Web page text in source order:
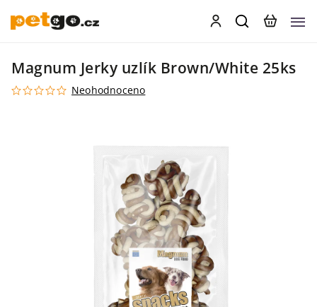
Magnum Jerky uzlík Brown/White 25ks
Neohodnoceno